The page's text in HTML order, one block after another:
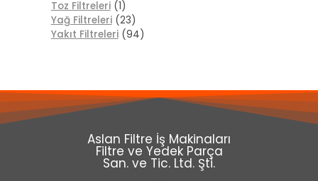
Toz Filtreleri (1)
Yağ Filtreleri (23)
Yakıt Filtreleri (94)
Aslan Filtre İş Makinaları
Filtre ve Yedek Parça
San. ve Tic. Ltd. Şti.